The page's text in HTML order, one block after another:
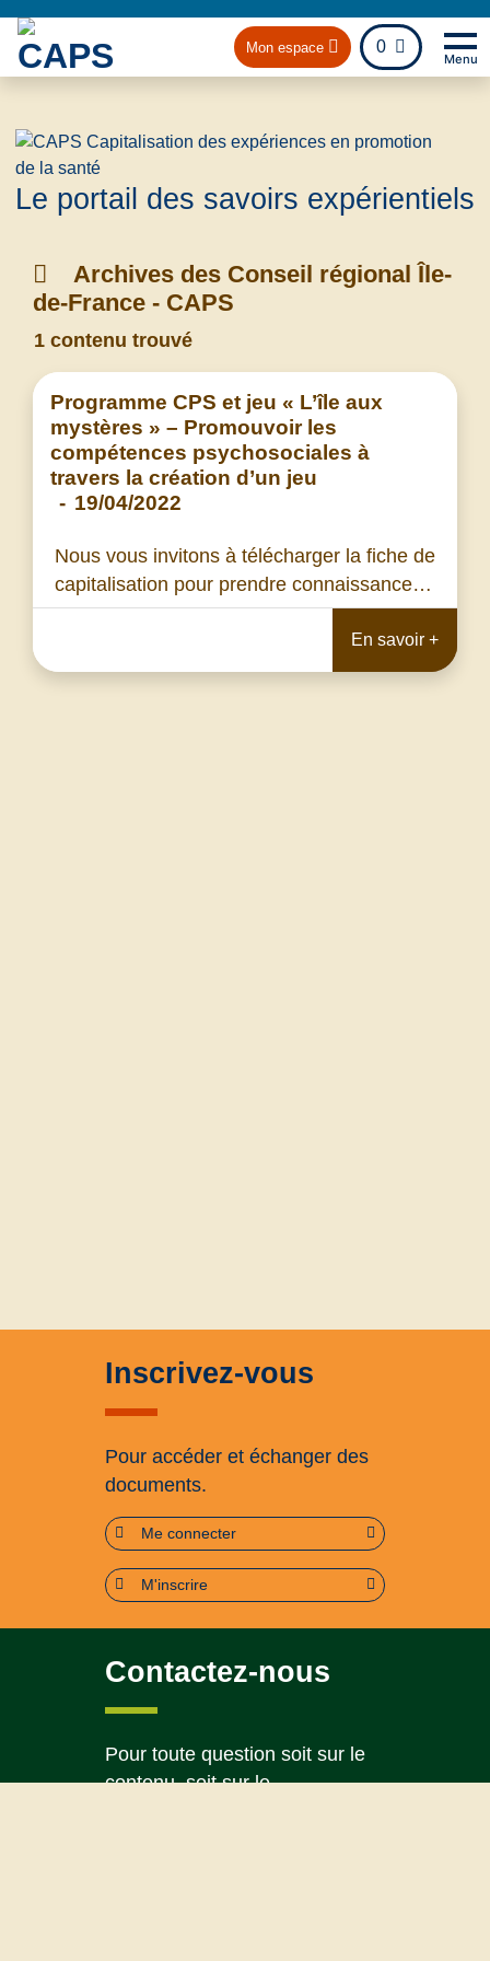
Mon espace 0
fichier
Menu
Le portail des savoirs expérientiels
Archives des Conseil régional Île-
de-France - CAPS
1 contenu trouvé
Programme CPS et jeu « L’île aux
mystères » – Promouvoir les
compétences psychosociales à
travers la création d’un jeu
- 19/04/2022
Nous vous invitons à télécharger la fiche de
capitalisation pour prendre connaissance…
En savoir +
Inscrivez-vous
Pour accéder et échanger des
documents.
Me connecter
M'inscrire
Contactez-nous
Pour toute question soit sur le
contenu, soit sur le